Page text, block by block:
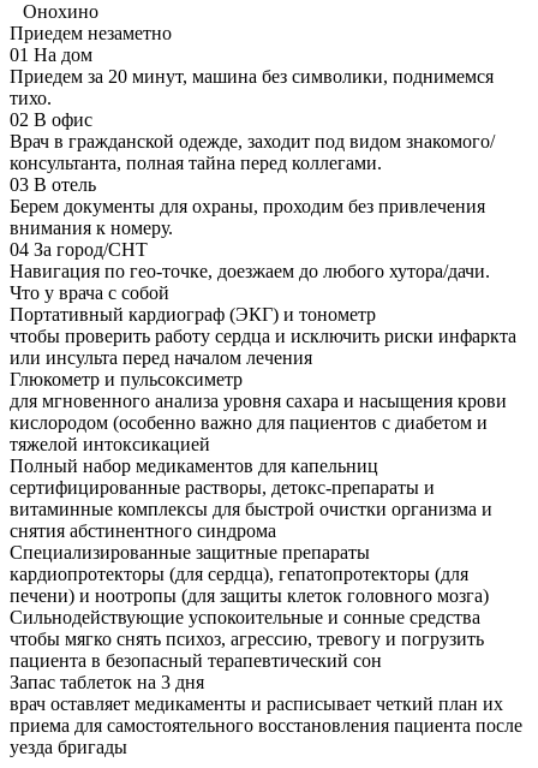
Онохино
Приедем незаметно
01 На дом
Приедем за 20 минут, машина без символики, поднимемся
тихо.
02 В офис
Врач в гражданской одежде, заходит под видом знакомого/
консультанта, полная тайна перед коллегами.
03 В отель
Берем документы для охраны, проходим без привлечения
внимания к номеру.
04 За город/СНТ
Навигация по гео-точке, доезжаем до любого хутора/дачи.
Что у врача с собой
Портативный кардиограф (ЭКГ) и тонометр
чтобы проверить работу сердца и исключить риски инфаркта
или инсульта перед началом лечения
Глюкометр и пульсоксиметр
для мгновенного анализа уровня сахара и насыщения крови
кислородом (особенно важно для пациентов с диабетом и
тяжелой интоксикацией
Полный набор медикаментов для капельниц
сертифицированные растворы, детокс-препараты и
витаминные комплексы для быстрой очистки организма и
снятия абстинентного синдрома
Специализированные защитные препараты
кардиопротекторы (для сердца), гепатопротекторы (для
печени) и ноотропы (для защиты клеток головного мозга)
Сильнодействующие успокоительные и сонные средства
чтобы мягко снять психоз, агрессию, тревогу и погрузить
пациента в безопасный терапевтический сон
Запас таблеток на 3 дня
врач оставляет медикаменты и расписывает четкий план их
приема для самостоятельного восстановления пациента после
уезда бригады